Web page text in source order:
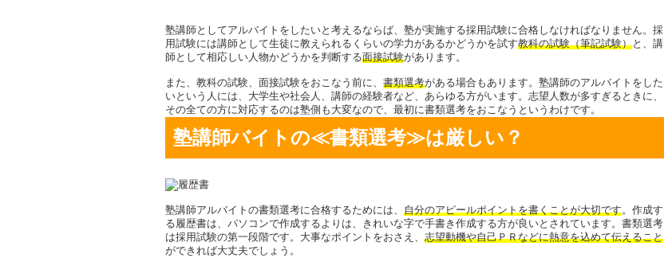
塾講師としてアルバイトをしたいと考えるならば、塾が実施する採用試験に合格しなければなりません。採
用試験には講師として生徒に教えられるくらいの学力があるかどうかを試す教科の試験（筆記試験）と、講
師として相応しい人物かどうかを判断する面接試験があります。
また、教科の試験、面接試験をおこなう前に、 書類選考がある場合もあります。塾講師のアルバイトをした
いという人には、大学生や社会人、講師の経験者など、あらゆる方がいます。志望人数が多すぎるときに、
その全ての方に対応するのは塾側も大変なので、最初に書類選考をおこなうというわけです。
塾講師バイトの≪書類選考≫は厳しい？
塾講師アルバイトの書類選考に合格するためには、 自分のアピールポイントを書くことが大切です。作成す
る履歴書は、パソコンで作成するよりは、きれいな字で手書き作成する方が良いとされています。書類選考
は採用試験の第一段階です。大事なポイントをおさえ、 志望動機や自己ＰＲなどに熱意を込めて伝えること
ができれば大丈夫でしょう。